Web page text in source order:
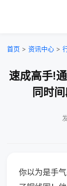
首页 > 资讯中心 >
速成高手!
同时
你以为是手